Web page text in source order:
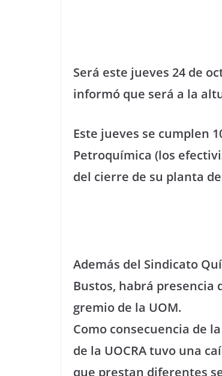
Será este jueves 24 de
informó que será a la
Este jueves se cumplen
Petroquímica (los
del cierre de su planta de
Además del Sindicato
Bustos, habrá presencia
gremio de la UOM.
Como consecuencia de
de la UOCRA tuvo una
que prestan diferentes